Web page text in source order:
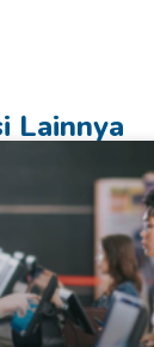
Lainnya